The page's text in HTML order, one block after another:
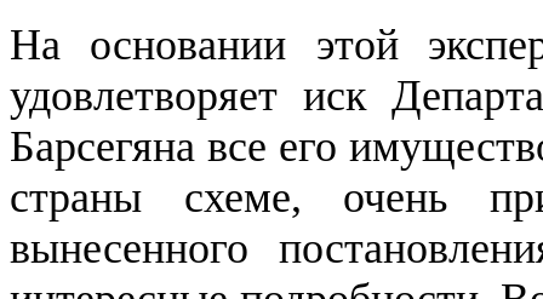
На основании этой
удовлетворяет иск
Барсегяна все его
страны схеме, очень
вынесенного